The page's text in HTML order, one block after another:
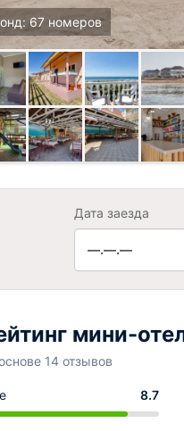
67 номеров
Дата заезда
—.—.—
мини-
14 отзывов
8.7